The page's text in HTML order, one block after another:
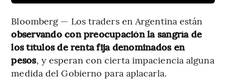
Bloomberg — Los traders en Argentina están
observando con preocupación la sangría de
los títulos de renta fija denominados en
pesos, y esperan con cierta impaciencia alguna
medida del Gobierno para aplacarla.